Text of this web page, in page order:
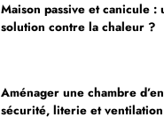
Maison passive et canicule :
solution contre la chaleur ?
Aménager une chambre
sécurité, literie et ventilation